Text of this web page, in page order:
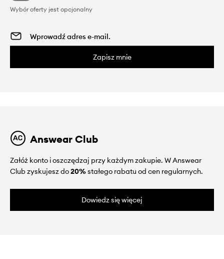
Wybór oferty jest opcjonalny
Zapisz mnie
Answear Club
Załóż konto i oszczędzaj przy każdym zakupie. W Answear
Club zyskujesz do20%stałego rabatu od cen regularnych.
Dowiedz się więcej